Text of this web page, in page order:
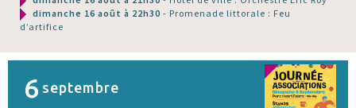
dimanche 16 août à 22h30 - Promenade littorale : Feu
d’artifice
6 septembre